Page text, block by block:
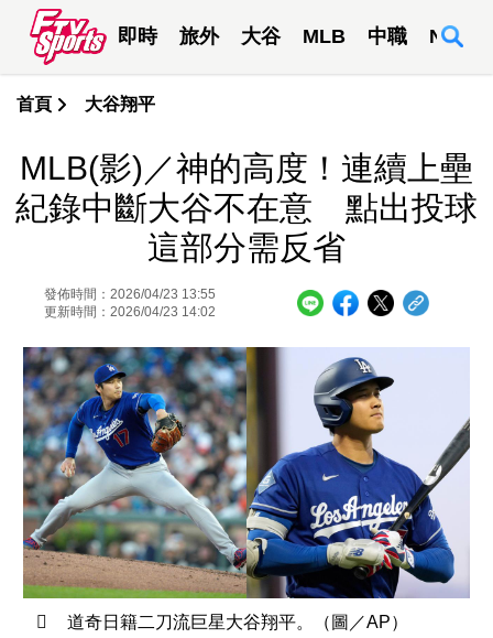
即時 旅外 大谷 MLB 中職 NBA
首頁 大谷翔平
MLB(影)／神的高度！連續上壘
紀錄中斷大谷不在意 點出投球
這部分需反省
發佈時間：2026/04/23 13:55
更新時間：2026/04/23 14:02
道奇日籍二刀流巨星大谷翔平。（圖／AP）